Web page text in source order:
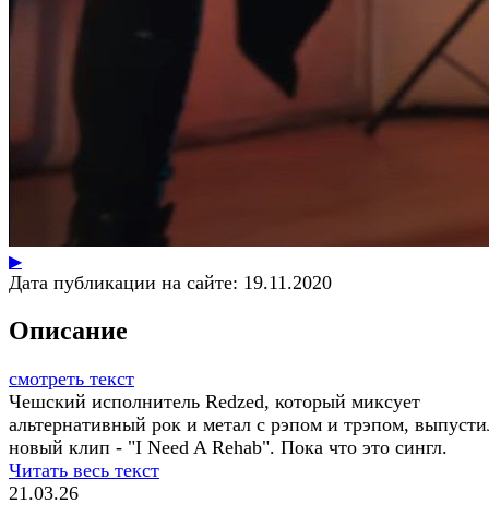
▶
Дата публикации на сайте: 19.11.2020
Описание
смотреть текст
Чешский исполнитель Redzed, который миксует
альтернативный рок и метал с рэпом и трэпом,
новый клип - "I Need A Rehab". Пока что это сингл.
Читать весь текст
21.03.26